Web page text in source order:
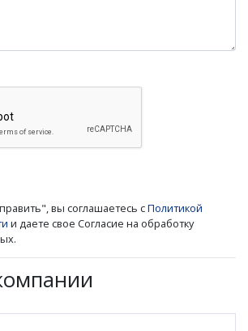
вы соглашаетесь сПолитикой
и даете свое Согласие на обработку